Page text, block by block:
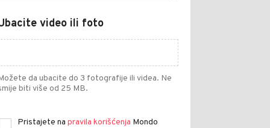
video ili foto
da ubacite do 3 fotografije ili videa. Ne
biti više od 25 MB.
Pristajete na pravila korišćenja Mondo